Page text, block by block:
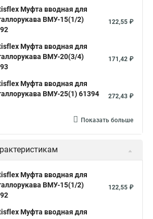
Муфта вводная для
ВМУ-15(1/2)
122,55 ₽
Муфта вводная для
ВМУ-20(3/4)
171,42 ₽
Муфта вводная для
ВМУ-25(1) 61394
272,43 ₽
Показать больше
Муфта вводная для
ВМУ-15(1/2)
122,55 ₽
Муфта вводная для